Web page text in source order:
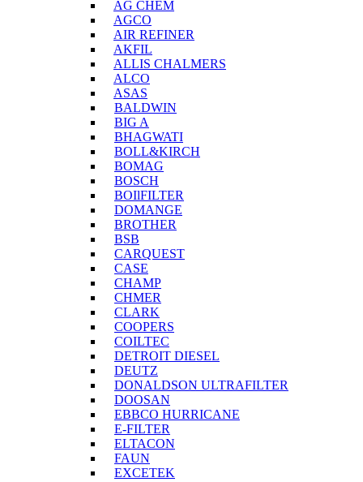
AG CHEM
AGCO
AIR REFINER
AKFIL
ALLIS CHALMERS
ALCO
ASAS
BALDWIN
BIG A
BHAGWATI
BOLL&KIRCH
BOMAG
BOSCH
BOIlFILTER
DOMANGE
BROTHER
BSB
CARQUEST
CASE
CHAMP
CHMER
CLARK
COOPERS
COILTEC
DETROIT DIESEL
DEUTZ
DONALDSON ULTRAFILTER
DOOSAN
EBBCO HURRICANE
E-FILTER
ELTACON
FAUN
EXCETEK